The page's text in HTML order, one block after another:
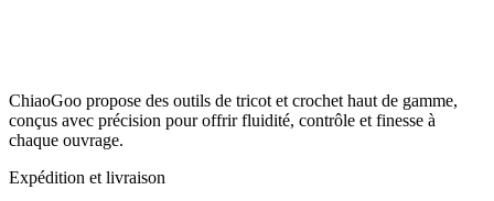
ChiaoGoo propose des outils de tricot et crochet haut de gamme,
conçus avec précision pour offrir fluidité, contrôle et finesse à
chaque ouvrage.
Expédition et livraison